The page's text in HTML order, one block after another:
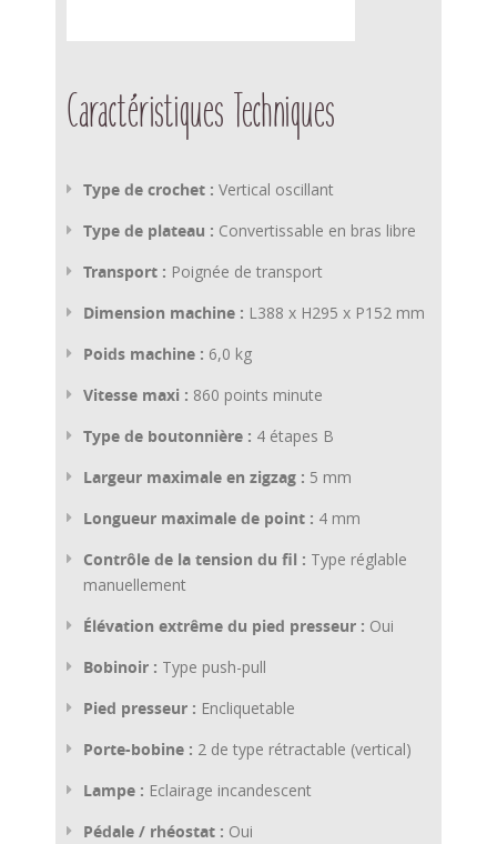
Caractéristiques Techniques
Type de crochet : Vertical oscillant
Type de plateau : Convertissable en bras libre
Transport : Poignée de transport
Dimension machine : L388 x H295 x P152 mm
Poids machine : 6,0 kg
Vitesse maxi : 860 points minute
Type de boutonnière : 4 étapes B
Largeur maximale en zigzag : 5 mm
Longueur maximale de point : 4 mm
Contrôle de la tension du fil : Type réglable
manuellement
Élévation extrême du pied presseur : Oui
Bobinoir : Type push-pull
Pied presseur : Encliquetable
Porte-bobine : 2 de type rétractable (vertical)
Lampe : Eclairage incandescent
Pédale / rhéostat : Oui